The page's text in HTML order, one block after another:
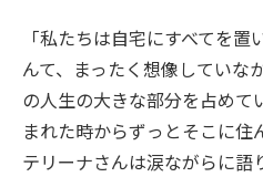
「私たちは自宅にすべてを
んて、まったく想像していな
の人生の大きな部分を占め
まれた時からずっとそこに住
テリーナさんは涙ながらに語